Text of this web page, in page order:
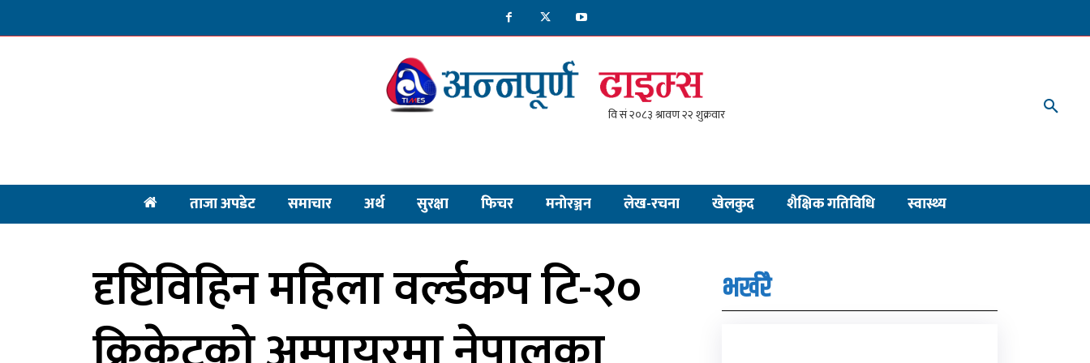
ताजा अपडेट समाचार अर्थ सुरक्षा फिचर मनाेरञ्जन लेख-रचना खेलकुद शैक्षिक गतिविधि स्वास्थ्य
दृष्टिविहिन महिला वर्ल्डकप टि-२० भर्खरै